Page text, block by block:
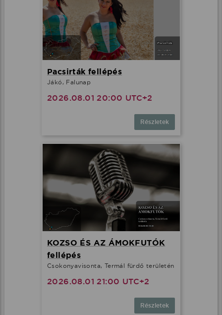
Pacsirták fellépés
Jákó, Falunap
2026.08.01 20:00 UTC+2
Részletek
KOZSO ÉS AZ ÁMOKFUTÓK
fellépés
Csokonyavisonta, Termál fürdő területén
2026.08.01 21:00 UTC+2
Részletek